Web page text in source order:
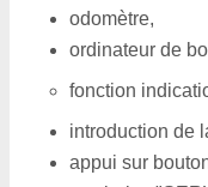
odomètre,
ordinateur de
fonction
introduction de
appui sur